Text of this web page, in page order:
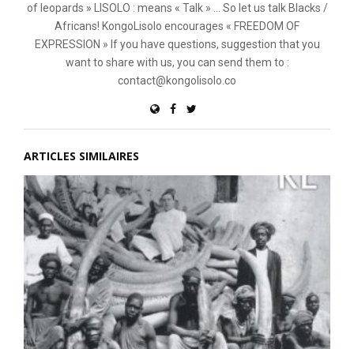
of leopards » LISOLO : means « Talk » ... So let us talk Blacks /
Africans! KongoLisolo encourages « FREEDOM OF
EXPRESSION » If you have questions, suggestion that you
want to share with us, you can send them to :
contact@kongolisolo.co
ARTICLES SIMILAIRES